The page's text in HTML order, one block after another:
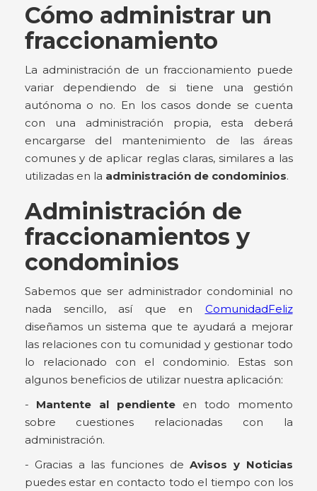
Cómo administrar un
fraccionamiento
La administración de un fraccionamiento puede
variar dependiendo de si tiene una gestión
autónoma o no. En los casos donde se cuenta
con una administración propia, esta deberá
encargarse del mantenimiento de las áreas
comunes y de aplicar reglas claras, similares a las
utilizadas en la administración de condominios.
Administración de
fraccionamientos y
condominios
Sabemos que ser administrador condominial no
nada sencillo, así que en ComunidadFeliz
diseñamos un sistema que te ayudará a mejorar
las relaciones con tu comunidad y gestionar todo
lo relacionado con el condominio. Estas son
algunos beneficios de utilizar nuestra aplicación:
- Mantente al pendiente en todo momento
sobre cuestiones relacionadas con la
administración.
- Gracias a las funciones de Avisos y Noticias
puedes estar en contacto todo el tiempo con los